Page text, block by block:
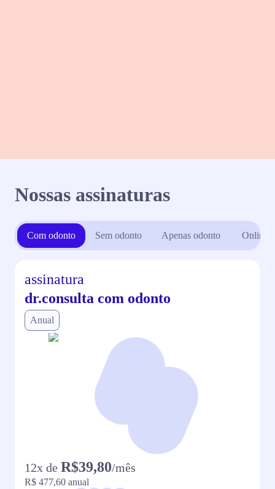
Nossas assinaturas
Com odonto Sem odonto Apenas odonto Online
assinatura
dr.consulta com odonto
Anual
12x de R$39,80/mês
R$ 477,60 anual